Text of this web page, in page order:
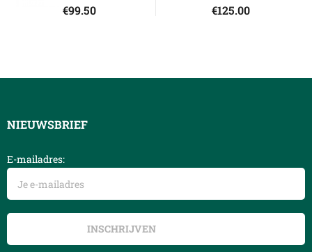
€99.50 €125.00
NIEUWSBRIEF
E-mailadres: